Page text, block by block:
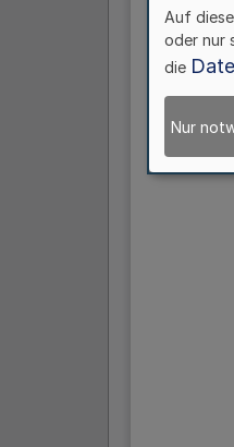
Auf
oder nur
die
Nur